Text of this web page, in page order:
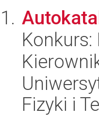
Konkurs:
Fizyki i